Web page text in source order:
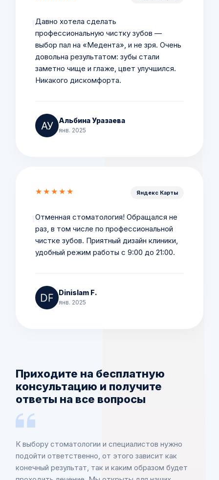
Давно хотела сделать
профессиональную чистку зубов —
выбор пал на «Медента», и не зря. Очень
довольна результатом: зубы стали
заметно чище и глаже, цвет улучшился.
Никакого дискомфорта.
Альбина Уразаева
янв. 2025
★★★★★ Яндекс Карты
Отменная стоматология! Обращался не
раз, в том числе по профессиональной
чистке зубов. Приятный дизайн клиники,
удобный режим работы с 9:00 до 21:00.
Dinislam F.
янв. 2025
Приходите на бесплатную
консультацию и получите
ответы на все вопросы
К выбору стоматологии и специалистов нужно
подойти ответственно, от этого зависит как
конечный результат, так и каким образом будет